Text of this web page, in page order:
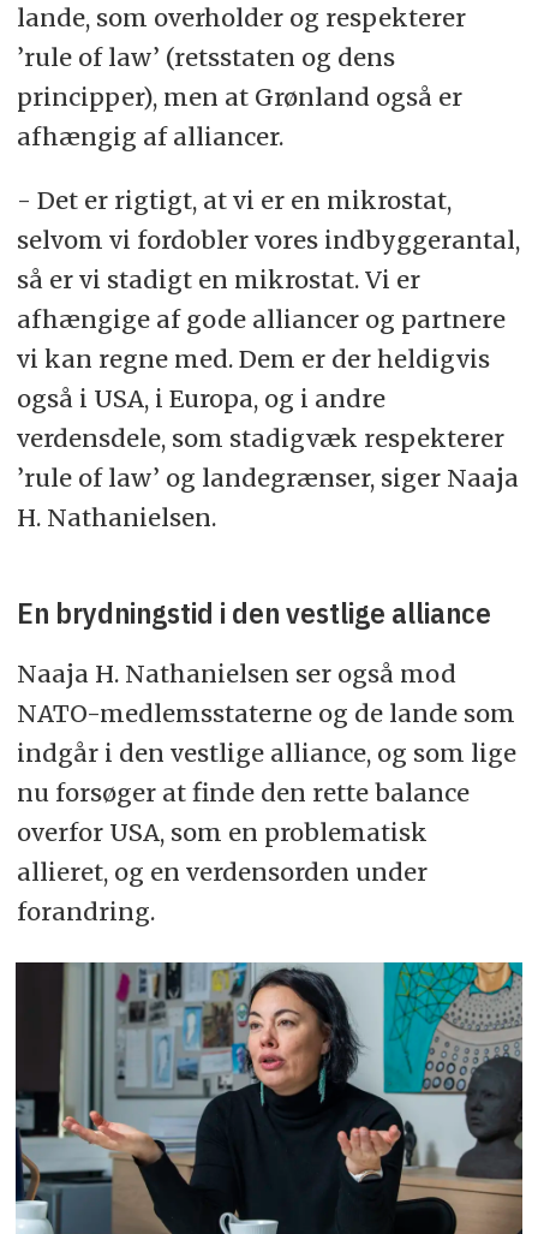
lande, som overholder og respekterer
’rule of law’ (retsstaten og dens
principper), men at Grønland også er
afhængig af alliancer.
- Det er rigtigt, at vi er en mikrostat,
selvom vi fordobler vores indbyggerantal,
så er vi stadigt en mikrostat. Vi er
afhængige af gode alliancer og partnere
vi kan regne med. Dem er der heldigvis
også i USA, i Europa, og i andre
verdensdele, som stadigvæk respekterer
’rule of law’ og landegrænser, siger Naaja
H. Nathanielsen.
En brydningstid i den vestlige alliance
Naaja H. Nathanielsen ser også mod
NATO-medlemsstaterne og de lande som
indgår i den vestlige alliance, og som lige
nu forsøger at finde den rette balance
overfor USA, som en problematisk
allieret, og en verdensorden under
forandring.